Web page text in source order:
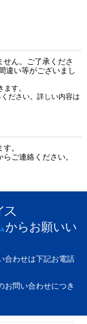
ん。ご了承くださ
違い等がございまし
す。
ださい。詳しい内容は
。
らご連絡ください。
からお願いい
合わせは下記お電話
問い合わせにつき